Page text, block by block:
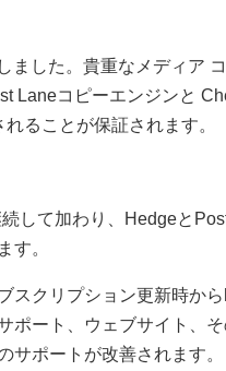
した。貴重なメディア
コピーエンジンと
ることが保証されます。
して加わり、Hedgeと
す。
スクリプション更新時か
ート、ウェブサイト、
サポートが改善されます。